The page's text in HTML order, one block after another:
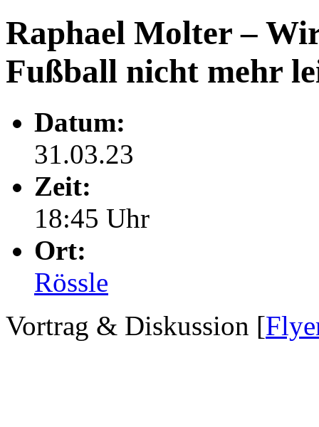
Raphael Molter –
Fußball nicht mehr
Datum:
31.03.23
Zeit:
18:45 Uhr
Ort:
Rössle
Vortrag & Diskussion [